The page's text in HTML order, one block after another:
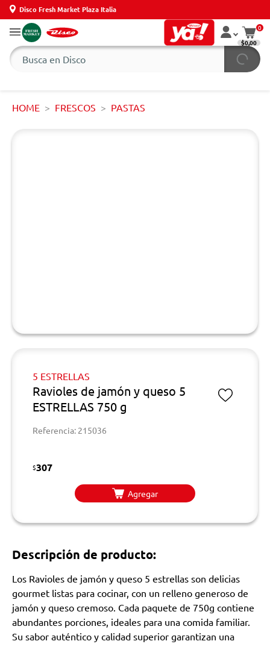
Disco Fresh Market Plaza Italia
0
$0,00
HOME FRESCOS PASTAS
5 ESTRELLAS
Ravioles de jamón y queso 5
ESTRELLAS 750 g
Referencia: 215036
$307
Agregar
Descripción de producto:
Los Ravioles de jamón y queso 5 estrellas son delicias
gourmet listas para cocinar, con un relleno generoso de
jamón y queso cremoso. Cada paquete de 750g contiene
abundantes porciones, ideales para una comida familiar.
Su sabor auténtico y calidad superior garantizan una